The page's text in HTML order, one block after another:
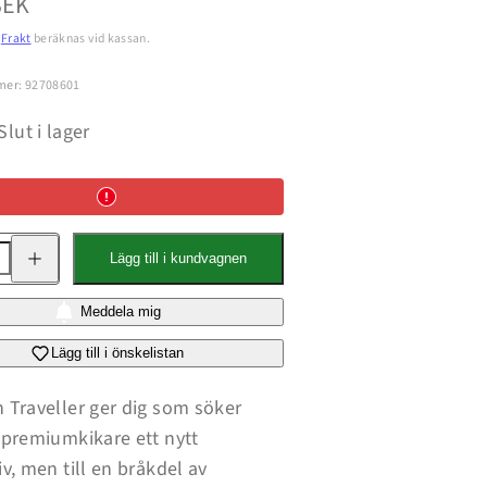
Frakt beräknas vid kassan.
92708601
i lager
kvantitet
ED
10x32
Handkikare
Lägg till i kundvagnen
Meddela mig
Lägg till i önskelistan
Traveller ger dig som söker
ett nytt
men till en bråkdel av